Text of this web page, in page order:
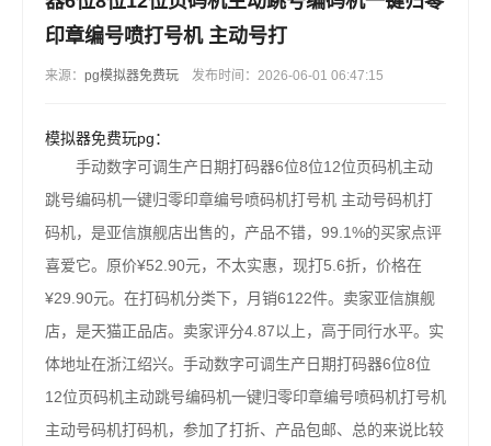
印章编号喷打号机 主动号打
来源： pg模拟器免费玩 发布时间：2026-06-01 06:47:15
模拟器免费玩pg：
手动数字可调生产日期打码器6位8位12位页码机主动
跳号编码机一键归零印章编号喷码机打号机 主动号码机打
码机，是亚信旗舰店出售的，产品不错，99.1%的买家点评
喜爱它。原价¥52.90元，不太实惠，现打5.6折，价格在
¥29.90元。在打码机分类下，月销6122件。卖家亚信旗舰
店，是天猫正品店。卖家评分4.87以上，高于同行水平。实
体地址在浙江绍兴。手动数字可调生产日期打码器6位8位
12位页码机主动跳号编码机一键归零印章编号喷码机打号机
主动号码机打码机，参加了打折、产品包邮、总的来说比较